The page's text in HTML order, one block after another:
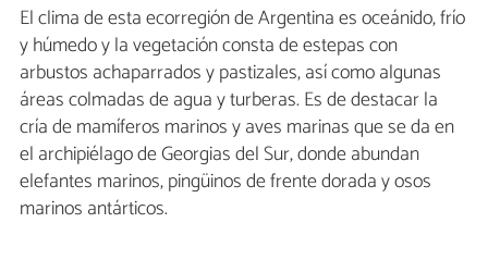
El clima de esta ecorregión de Argentina es oceánido, frío
y húmedo y la vegetación consta de estepas con
arbustos achaparrados y pastizales, así como algunas
áreas colmadas de agua y turberas. Es de destacar la
cría de mamíferos marinos y aves marinas que se da en
el archipiélago de Georgias del Sur, donde abundan
elefantes marinos, pingüinos de frente dorada y osos
marinos antárticos.